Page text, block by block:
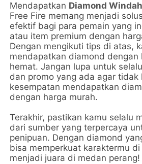
Mendapatkan Diamond
Free Fire memang menjadi
efektif bagi para pemain yang
atau item premium dengan
Dengan mengikuti tips di atas,
mendapatkan diamond dengan
hemat. Jangan lupa untuk
dan promo yang ada agar tidak
kesempatan mendapatkan
dengan harga murah.
Terakhir, pastikan kamu selalu
dari sumber yang terpercaya
penipuan. Dengan diamond
bisa memperkuat karaktermu di
menjadi juara di medan perang!